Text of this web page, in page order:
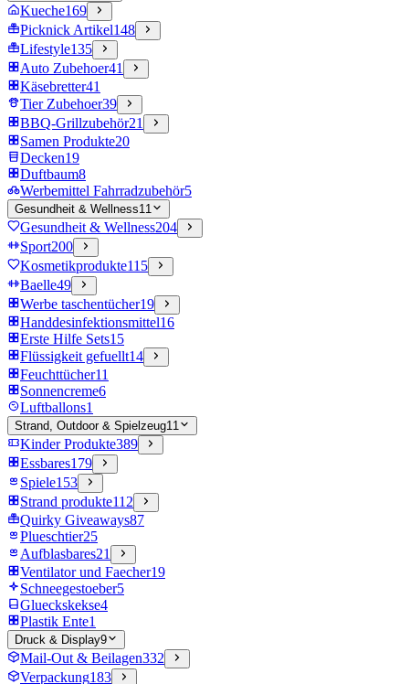
Kueche169
Picknick Artikel148
Lifestyle135
Auto Zubehoer41
Käsebretter41
Tier Zubehoer39
BBQ-Grillzubehör21
Samen Produkte20
Decken19
Duftbaum8
Werbemittel Fahrradzubehör5
Gesundheit & Wellness11
Gesundheit & Wellness204
Sport200
Kosmetikprodukte115
Baelle49
Werbe taschentücher19
Handdesinfektionsmittel16
Erste Hilfe Sets15
Flüssigkeit gefuellt14
Feuchttücher11
Sonnencreme6
Luftballons1
Strand, Outdoor & Spielzeug11
Kinder Produkte389
Essbares179
Spiele153
Strand produkte112
Quirky Giveaways87
Plueschtier25
Aufblasbares21
Ventilator und Faecher19
Schneegestoeber5
Glueckskekse4
Plastik Ente1
Druck & Display9
Mail-Out & Beilagen332
Verpackung183